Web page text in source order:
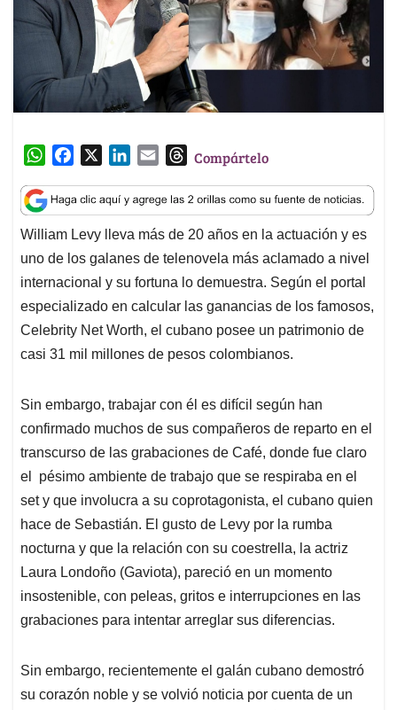
W
a
t
s
A
p
p
c
e
b
o
o
k
n
k
e
d
n
a
i
l
T
r
e
a
d
s
Compártelo
William Levy lleva más de 20 años en la actuación y es
uno de los galanes de telenovela más aclamado a nivel
internacional y su fortuna lo demuestra. Según el portal
especializado en calcular las ganancias de los famosos,
Celebrity Net Worth, el cubano posee un patrimonio de
casi 31 mil millones de pesos colombianos.
Sin embargo, trabajar con él es difícil según han
confirmado muchos de sus compañeros de reparto en el
transcurso de las grabaciones de Café, donde fue claro
el pésimo ambiente de trabajo que se respiraba en el
set y que involucra a su coprotagonista, el cubano quien
hace de Sebastián. El gusto de Levy por la rumba
nocturna y que la relación con su coestrella, la actriz
Laura Londoño (Gaviota), pareció en un momento
insostenible, con peleas, gritos e interrupciones en las
grabaciones para intentar arreglar sus diferencias.
Sin embargo, recientemente el galán cubano demostró
su corazón noble y se volvió noticia por cuenta de un